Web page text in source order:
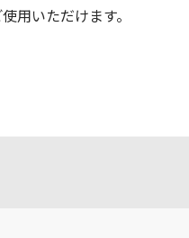
用いただけます。